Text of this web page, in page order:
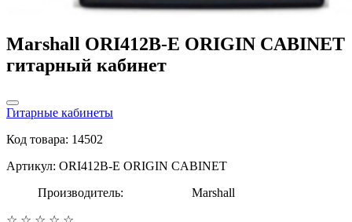
Marshall ORI412B-E ORIGIN CABINET
гитарный кабинет
Гитарные кабинеты
Код товара: 14502
Артикул: ORI412B-E ORIGIN CABINET
Производитель:
Marshall